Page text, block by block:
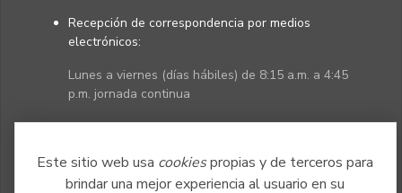
Este sitio web usa cookiespropias y de terceros para
brindar una mejor experiencia al usuario en su
Recepción de correspondencia por medios
electrónicos:
Lunes a viernes (días hábiles) de 8:15 a.m. a 4:45
p.m. jornada continua